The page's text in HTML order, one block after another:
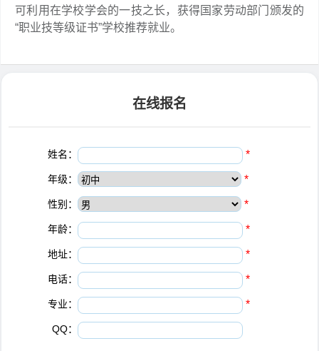
可利用在学校学会的一技之长，获得国家劳动部门颁发的
“职业技等级证书”学校推荐就业。
在线报名
姓名： *
年级： *
性别： *
年龄： *
地址： *
电话： *
专业： *
QQ：